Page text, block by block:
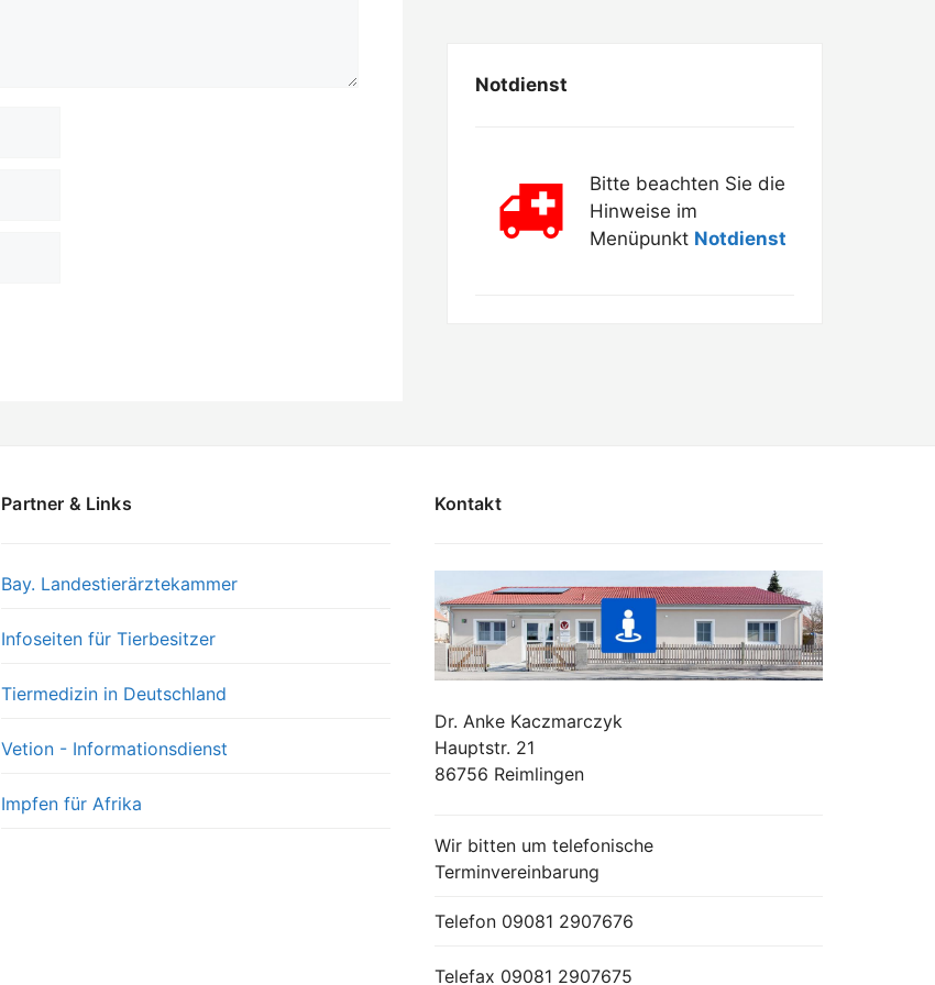
Notdienst
Bitte beachten Sie die
Hinweise im
Menüpunkt Notdienst
Partner & Links
Bay. Landestierärztekammer
Infoseiten für Tierbesitzer
Tiermedizin in Deutschland
Vetion - Informationsdienst
Impfen für Afrika
Kontakt
Dr. Anke Kaczmarczyk
Hauptstr. 21
86756 Reimlingen
Wir bitten um telefonische
Terminvereinbarung
Telefon 09081 2907676
Telefax 09081 2907675